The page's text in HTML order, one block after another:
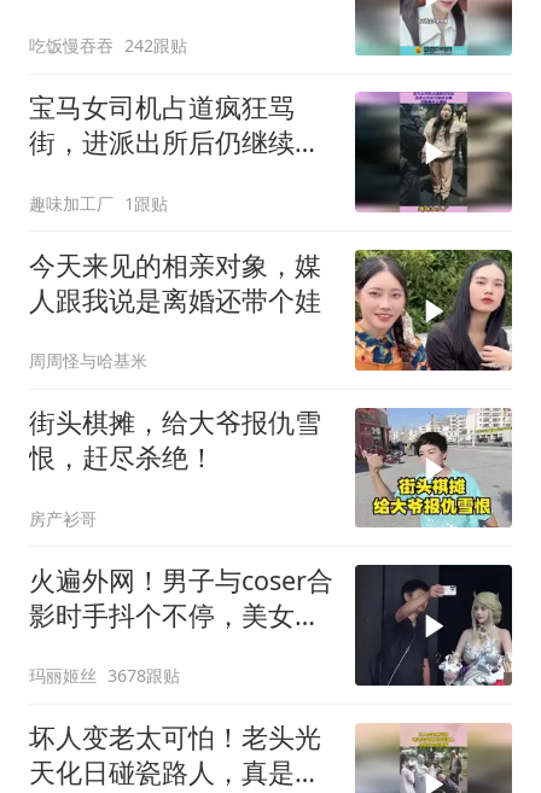
吃饭慢吞吞 242跟贴
宝马女司机占道疯狂骂
街，进派出所后仍继续发
趣味加工厂 1跟贴
今天来见的相亲对象，媒
人跟我说是离婚还带个娃
周周怪与哈基米
街头棋摊，给大爷报仇雪
恨，赶尽杀绝！
房产衫哥
火遍外网！男子与coser合
影时手抖个不停，美女做
玛丽姬丝 3678跟贴
坏人变老太可怕！老头光
天化日碰瓷路人，真是社